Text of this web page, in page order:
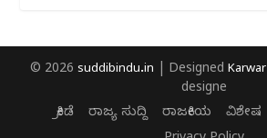
© 2026 suddibindu.in | Designed Karwar
designe
ಕ್ರೀಡೆ
ರಾಜ್ಯ ಸುದ್ದಿ ರಾಜಕೀಯ ವಿಶೇಷ